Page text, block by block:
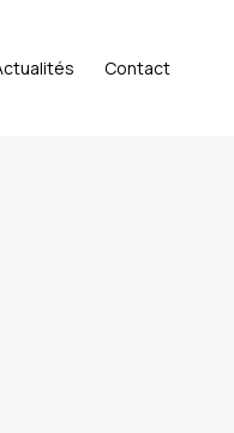
Contact